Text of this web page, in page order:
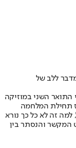
ללב של
מאחורי התואר השני במוזיקה
תחילת המלחמה
למה זה לא כל כך נורא
המקשר והנסתר בין